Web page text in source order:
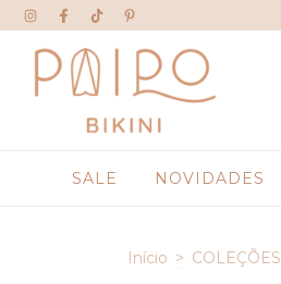
SALE NOVIDADES
Início > COLEÇÕES